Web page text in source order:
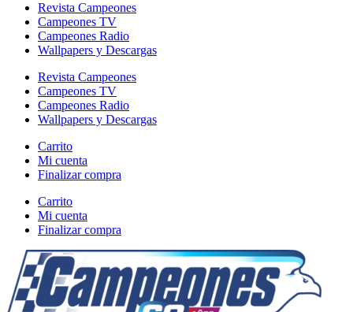
Revista Campeones
Campeones TV
Campeones Radio
Wallpapers y Descargas
Revista Campeones
Campeones TV
Campeones Radio
Wallpapers y Descargas
Carrito
Mi cuenta
Finalizar compra
Carrito
Mi cuenta
Finalizar compra